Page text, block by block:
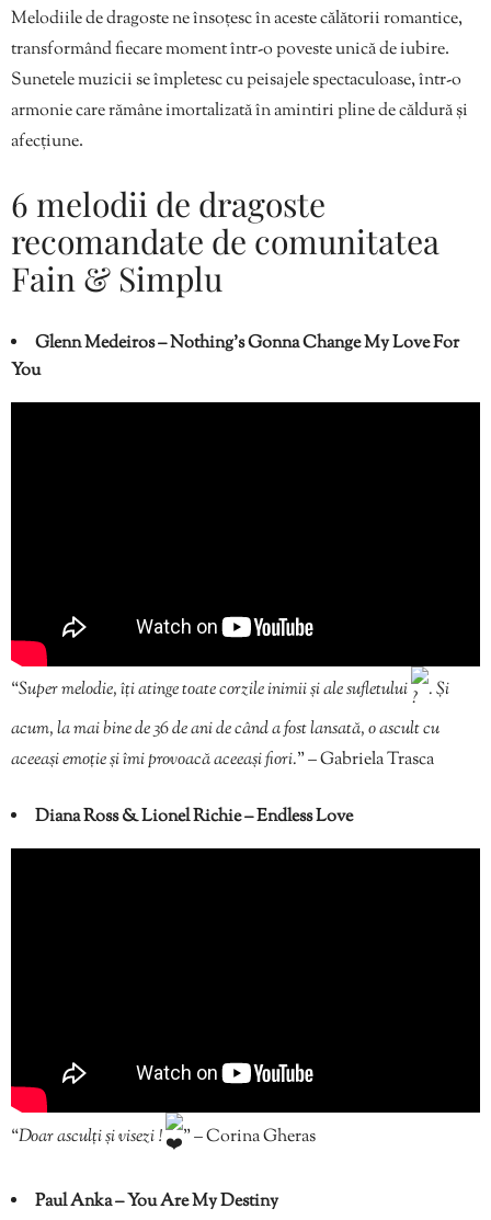
Melodiile de dragoste ne însoțesc în aceste călătorii romantice,
transformând fiecare moment într-o poveste unică de iubire.
Sunetele muzicii se împletesc cu peisajele spectaculoase, într-o
armonie care rămâne imortalizată în amintiri pline de căldură și
afecțiune.
6 melodii de dragoste
recomandate de comunitatea
Fain & Simplu
Glenn Medeiros – Nothing’s Gonna Change My Love For
You
“Super melodie, îți atinge toate corzile inimii și ale sufletului
. Și
acum, la mai bine de 36 de ani de când a fost lansată, o ascult cu
aceeași emoție și îmi provoacă aceeași fiori.” – Gabriela Trasca
Diana Ross & Lionel Richie – Endless Love
“Doar asculți și visezi ! ” – Corina Gheras
Paul Anka – You Are My Destiny